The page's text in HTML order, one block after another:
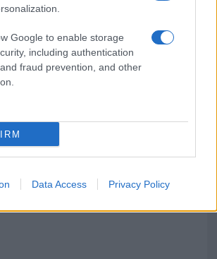
Google to enable storage
including authentication
fraud prevention, and other
Data Access Privacy Policy